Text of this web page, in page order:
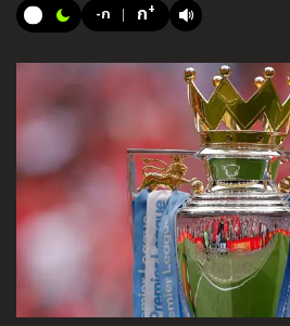
-ก ก+